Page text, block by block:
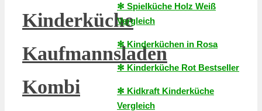
Kinderküche
Kaufmannsladen
Kombi
✻ Spielküche Holz Weiß
Vergleich
✻ Kinderküchen in Rosa
✻ Kinderküche Rot Bestseller
✻ Kidkraft Kinderküche
Vergleich